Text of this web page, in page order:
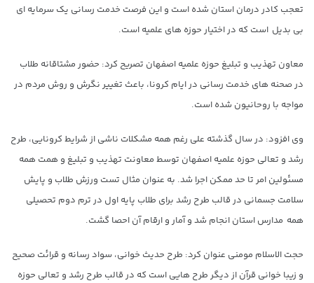
تعجب کادر درمان استان شده است و این فرصت خدمت رسانی یک سرمایه ای
بی بدیل است که در اختیار حوزه های علمیه است.
معاون تهذیب و تبلیغ حوزه علمیه اصفهان تصریح کرد: حضور مشتاقانه طلاب
در صحنه های خدمت رسانی در ایام کرونا، باعث تغییر نگرش و روش مردم در
مواجه با روحانیون شده است.
وی افزود: در سال گذشته علی رغم همه مشکلات ناشی از شرایط کرونایی، طرح
رشد و تعالی حوزه علمیه اصفهان توسط معاونت تهذیب و تبلیغ و همت همه
مسئولین امر تا حد ممکن اجرا شد. به عنوان مثال تست ورزش طلاب و پایش
سلامت جسمانی در قالب طرح رشد برای طلاب پایه اول در ترم دوم تحصیلی
همه مدارس استان انجام شد و آمار و ارقام آن احصا گشت.
حجت الاسلام مومنی عنوان کرد: طرح حدیث خوانی، سواد رسانه و قرائت صحیح
و زیبا خوانی قرآن از دیگر طرح هایی است که در قالب طرح رشد و تعالی حوزه